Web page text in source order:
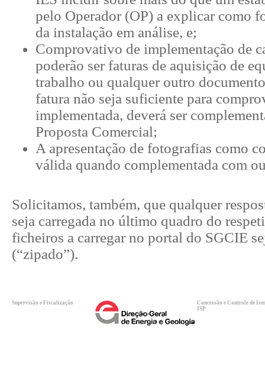
pelo Operador (OP) a explicar como
da instalação em análise, e;
Comprovativo de implementação de
poderão ser faturas de aquisição de
trabalho ou qualquer outro
fatura não seja suficiente para
implementada, deverá ser
Proposta Comercial;
A apresentação de fotografias como
válida quando complementada com
Solicitamos, também, que qualquer
seja carregada no último quadro do
ficheiros a carregar no portal do SGCIE
(“zipado”).
Supervisão e Fiscalização
Concessão e Controle de
ISP